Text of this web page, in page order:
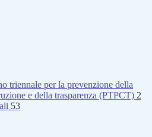
triennale per la prevenzione della
e della trasparenza (PTPCT) 2
53